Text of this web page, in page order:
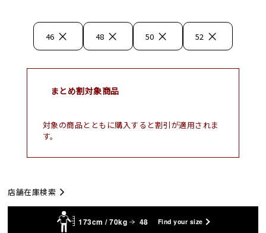
46 × 48 × 50 × 52 ×
まとめ割対象商品
対象の商品とともに購入すると割引が適用されま
す。
店舗在庫検索
173cm / 70kg 48 Find your size